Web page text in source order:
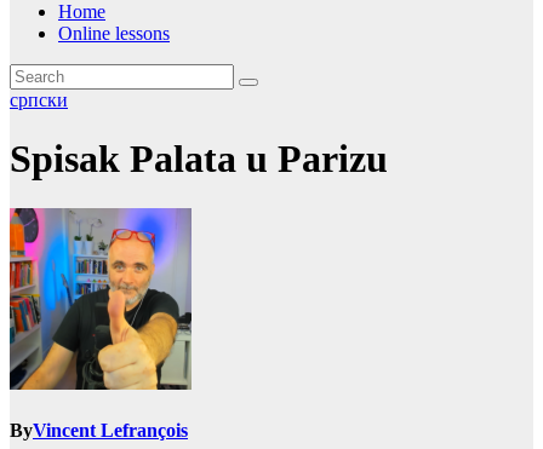
Home
Online lessons
српски
Spisak Palata u Parizu
ByVincent Lefrançois